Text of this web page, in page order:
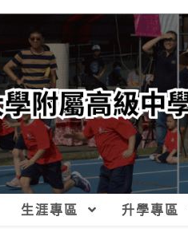
生涯專區 升學專區